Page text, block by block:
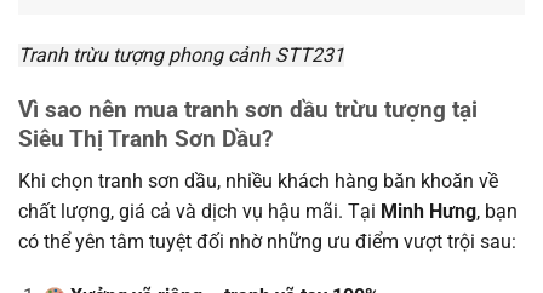
Tranh trừu tượng phong cảnh STT231
Vì sao nên mua tranh sơn dầu trừu tượng tại
Siêu Thị Tranh Sơn Dầu?
Khi chọn tranh sơn dầu, nhiều khách hàng băn khoăn về
chất lượng, giá cả và dịch vụ hậu mãi. Tại Minh Hưng, bạn
có thể yên tâm tuyệt đối nhờ những ưu điểm vượt trội sau: